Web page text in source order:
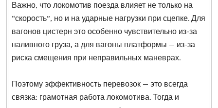
Важно, что локомотив поезда влияет не только на
“скорость”, но и на ударные нагрузки при сцепке. Для
вагонов цистерн это особенно чувствительно из-за
наливного груза, а для вагоны платформы — из-за
риска смещения при неправильных маневрах.
Поэтому эффективность перевозок — это всегда
связка: грамотная работа локомотива. Тогда и